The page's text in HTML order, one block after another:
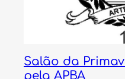
Salão da
pela APBA